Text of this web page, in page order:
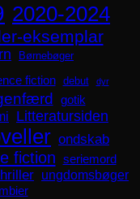
2020-2024
eksemplar
Børnebøger
fiction debut dyr
gotik
Litteratursiden
ondskab
fiction seriemord
ungdomsbøger